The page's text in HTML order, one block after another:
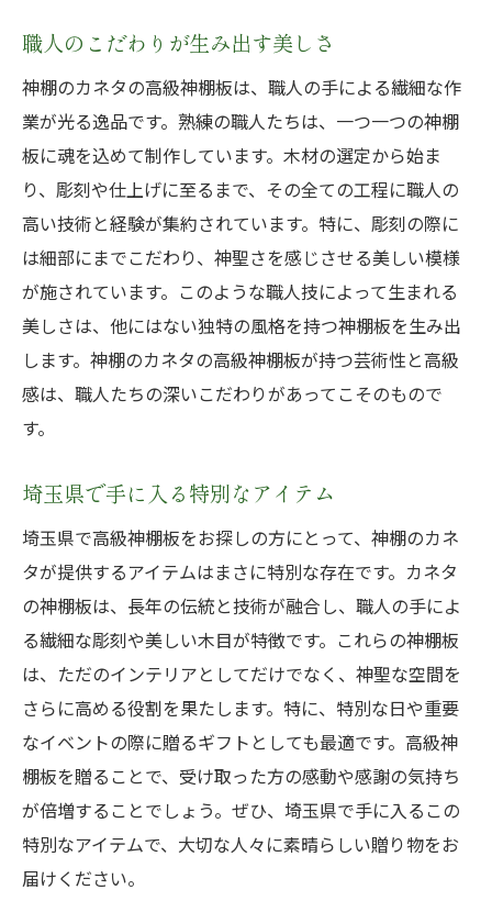
職人のこだわりが生み出す美しさ
神棚のカネタの高級神棚板は、職人の手による繊細な作
業が光る逸品です。熟練の職人たちは、一つ一つの神棚
板に魂を込めて制作しています。木材の選定から始ま
り、彫刻や仕上げに至るまで、その全ての工程に職人の
高い技術と経験が集約されています。特に、彫刻の際に
は細部にまでこだわり、神聖さを感じさせる美しい模様
が施されています。このような職人技によって生まれる
美しさは、他にはない独特の風格を持つ神棚板を生み出
します。神棚のカネタの高級神棚板が持つ芸術性と高級
感は、職人たちの深いこだわりがあってこそのもので
す。
埼玉県で手に入る特別なアイテム
埼玉県で高級神棚板をお探しの方にとって、神棚のカネ
タが提供するアイテムはまさに特別な存在です。カネタ
の神棚板は、長年の伝統と技術が融合し、職人の手によ
る繊細な彫刻や美しい木目が特徴です。これらの神棚板
は、ただのインテリアとしてだけでなく、神聖な空間を
さらに高める役割を果たします。特に、特別な日や重要
なイベントの際に贈るギフトとしても最適です。高級神
棚板を贈ることで、受け取った方の感動や感謝の気持ち
が倍増することでしょう。ぜひ、埼玉県で手に入るこの
特別なアイテムで、大切な人々に素晴らしい贈り物をお
届けください。